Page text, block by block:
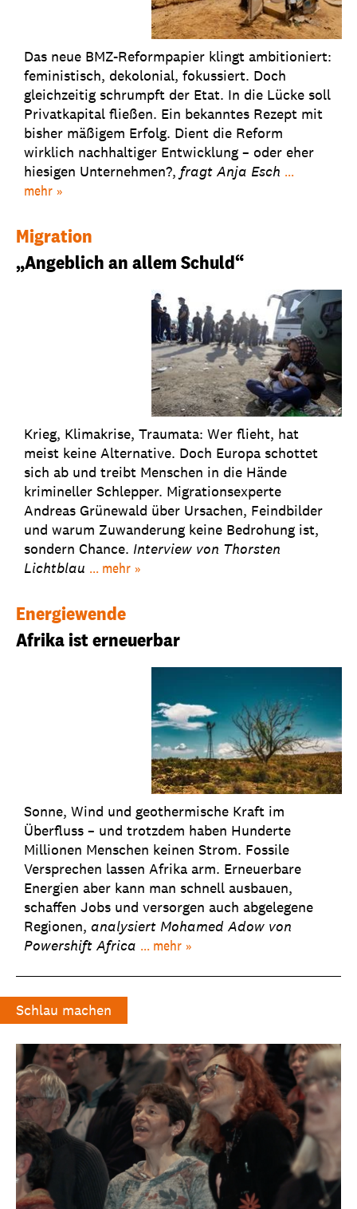
Das neue BMZ-Reformpapier klingt ambitioniert:
feministisch, dekolonial, fokussiert. Doch
gleichzeitig schrumpft der Etat. In die Lücke soll
Privatkapital fließen. Ein bekanntes Rezept mit
bisher mäßigem Erfolg. Dient die Reform
wirklich nachhaltiger Entwicklung – oder eher
hiesigen Unternehmen?, fragt Anja Esch ...
mehr
Migration
„Angeblich an allem Schuld“
Krieg, Klimakrise, Traumata: Wer flieht, hat
meist keine Alternative. Doch Europa schottet
sich ab und treibt Menschen in die Hände
krimineller Schlepper. Migrationsexperte
Andreas Grünewald über Ursachen, Feindbilder
und warum Zuwanderung keine Bedrohung ist,
sondern Chance. Interview von Thorsten
Lichtblau ... mehr
Energiewende
Afrika ist erneuerbar
Sonne, Wind und geothermische Kraft im
Überfluss – und trotzdem haben Hunderte
Millionen Menschen keinen Strom. Fossile
Versprechen lassen Afrika arm. Erneuerbare
Energien aber kann man schnell ausbauen,
schaffen Jobs und versorgen auch abgelegene
Regionen, analysiert Mohamed Adow von
Powershift Africa ... mehr
Schlau machen